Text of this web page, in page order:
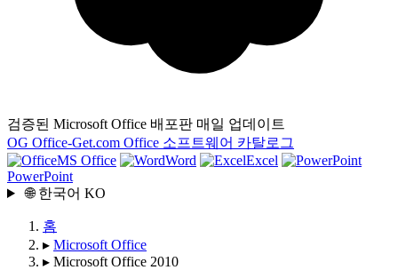
검증된 Microsoft Office 배포판 매일 업데이트
OG Office-Get.com Office 소프트웨어 카탈로그
MS Office
Word
Excel
PowerPoint
🌐 한국어 KO
홈
▸ Microsoft Office
▸ Microsoft Office 2010